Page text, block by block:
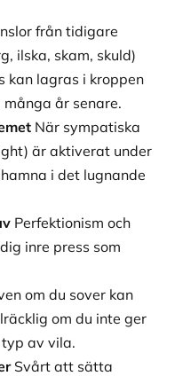
från tidigare
ilska, skam, skuld)
kan lagras i kroppen
år senare.
När sympatiska
är aktiverat under
i det lugnande
Perfektionism och
inre press som
om du sover kan
om du inte ger
av vila.
Svårt att sätta